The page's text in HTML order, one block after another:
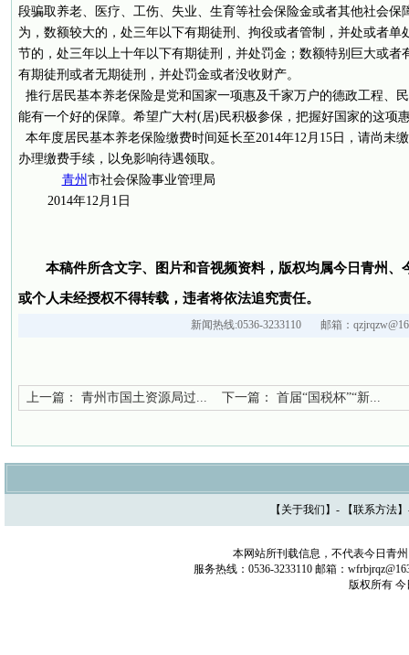
段骗取养老、医疗、工伤、失业、生育等社会保险金或者其他社会保
为，数额较大的，处三年以下有期徒刑、拘役或者管制，并处或者单
节的，处三年以上十年以下有期徒刑，并处罚金；数额特别巨大或者
有期徒刑或者无期徒刑，并处罚金或者没收财产。
推行居民基本养老保险是党和国家一项惠及千家万户的德政工程、
能有一个好的保障。希望广大村(居)民积极参保，把握好国家的这项
本年度居民基本养老保险缴费时间延长至2014年12月15日，请尚未
办理缴费手续，以免影响待遇领取。
青州 市社会保险事业管理局
2014年12月1日
本稿件所含文字、图片和音视频资料，版权均属今日青州、
或个人未经授权不得转载，违者将依法追究责任。
新闻热线:0536-3233110 邮箱：
上一篇： 青州市国土资源局过... 下一篇： 首届“国税杯”“新...
【 关于我们 】- 【联系方法
本网站所刊载信息，不代表今日青
服务热线：0536-3233110 邮箱：
版权所有 今